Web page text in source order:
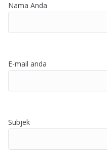
Nama Anda
E-mail anda
Subjek